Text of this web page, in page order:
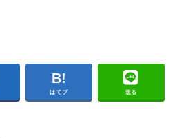
はてブ 送る